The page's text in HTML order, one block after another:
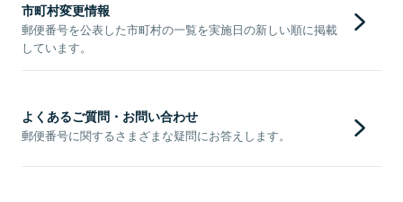
市町村変更情報
郵便番号を公表した市町村の一覧を実施日の新しい順に掲載
しています。
よくあるご質問・お問い合わせ
郵便番号に関するさまざまな疑問にお答えします。